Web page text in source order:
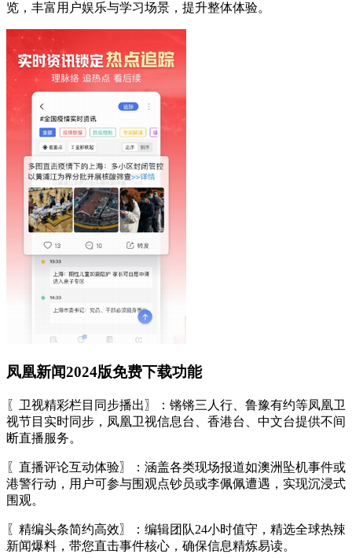
览，丰富用户娱乐与学习场景，提升整体体验。
凤凰新闻2024版免费下载功能
〖卫视精彩栏目同步播出〗：锵锵三人行、鲁豫有约等凤凰卫
视节目实时同步，凤凰卫视信息台、香港台、中文台提供不间
断直播服务。
〖直播评论互动体验〗：涵盖各类现场报道如澳洲坠机事件或
港警行动，用户可参与围观点钞员或李佩佩遭遇，实现沉浸式
围观。
〖精编头条简约高效〗：编辑团队24小时值守，精选全球热辣
新闻爆料，带您直击事件核心，确保信息精炼易读。